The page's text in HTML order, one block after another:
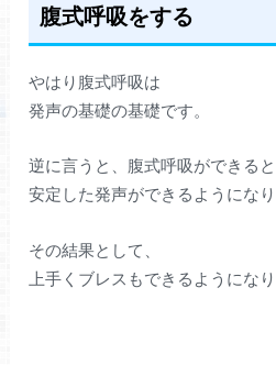
腹式呼吸をする
やはり腹式呼吸は
発声の基礎の基礎です。
逆に言うと、腹式呼吸ができると
安定した発声ができるようになり
その結果として、
上手くブレスもできるようになり